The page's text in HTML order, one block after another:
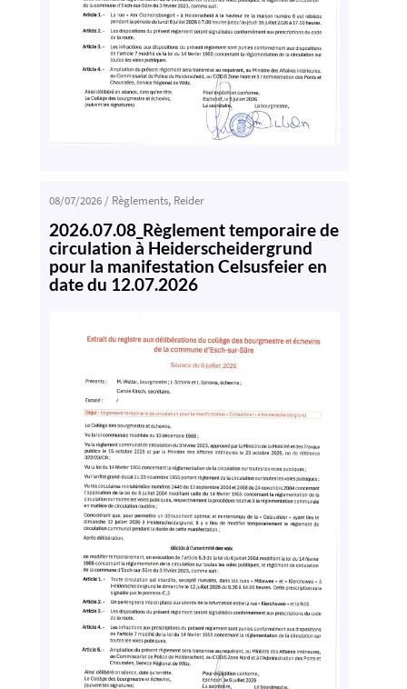
08/07/2026/ Règlements, Reider
2026.07.08_Règlement temporaire de
circulation à Heiderscheidergrund
pour la manifestation Celsusfeier en
date du 12.07.2026